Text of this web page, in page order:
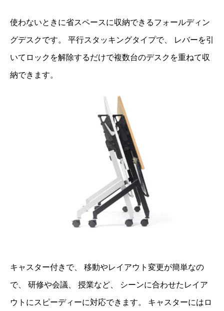
使わないときに省スペースに収納できるフォールディン
グデスクです。 平行スタッキングタイプで、 レバーを引
いてロックを解除するだけで複数台のデスクを重ねて収
納できます。
キャスター付きで、 移動やレイアウト変更が簡単なの
で、 研修や会議、 授業など、 シーンに合わせたレイア
ウトにスピーディーに対応できます。 キャスターにはロ